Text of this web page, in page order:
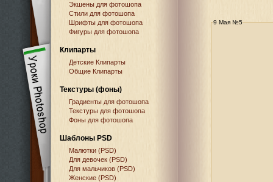
Экшены для фотошопа
Стили для фотошопа
Шрифты для фотошопа
Фигуры для фотошопа
Клипарты
Детские Клипарты
Общие Клипарты
Текстуры (фоны)
Градиенты для фотошопа
Текстуры для фотошопа
Фоны для фотошопа
Шаблоны PSD
Малютки (PSD)
Для девочек (PSD)
Для мальчиков (PSD)
Женские (PSD)
9 Мая №5